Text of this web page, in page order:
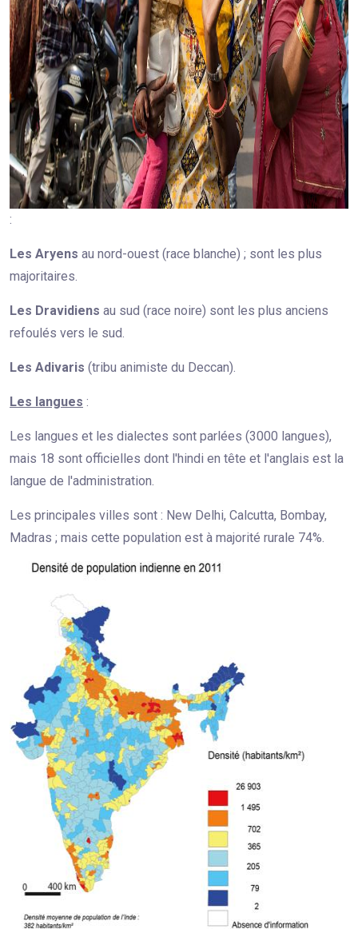
:
Les Aryens au nord-ouest (race blanche) ; sont les plus
majoritaires.
Les Dravidiens au sud (race noire) sont les plus anciens
refoulés vers le sud.
Les Adivaris (tribu animiste du Deccan).
Les langues :
Les langues et les dialectes sont parlées (3000 langues),
mais 18 sont officielles dont l'hindi en tête et l'anglais est la
langue de l'administration.
Les principales villes sont : New Delhi, Calcutta, Bombay,
Madras ; mais cette population est à majorité rurale 74%.